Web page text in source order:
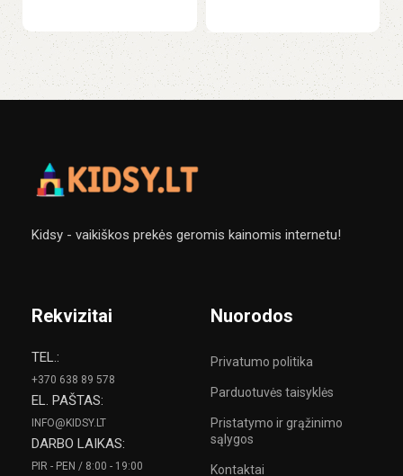
Kidsy - vaikiškos prekės geromis kainomis internetu!
Rekvizitai
TEL.:
+370 638 89 578
EL. PAŠTAS:
INFO@KIDSY.LT
DARBO LAIKAS:
PIR - PEN / 8:00 - 19:00
Nuorodos
Privatumo politika
Parduotuvės taisyklės
Pristatymo ir grąžinimo
sąlygos
Kontaktai